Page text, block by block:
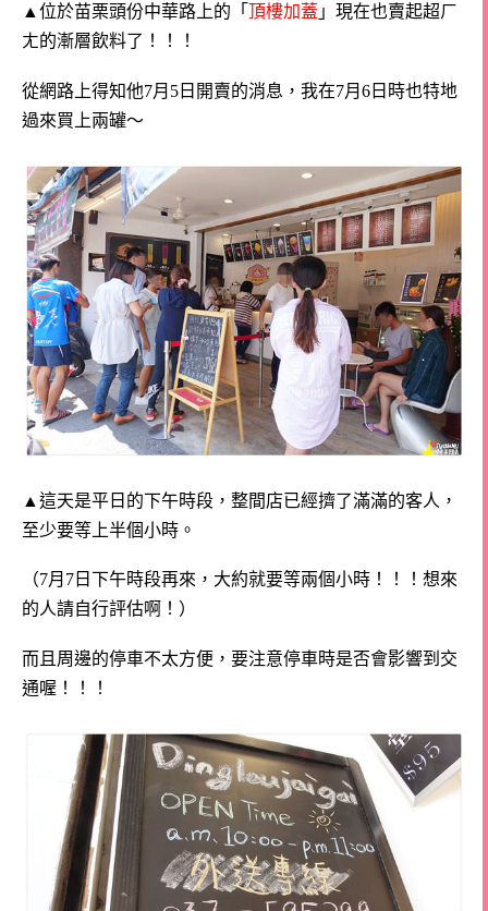
▲位於苗栗頭份中華路上的「 頂樓加蓋 」現在也賣起超ㄏ
ㄤ的漸層飲料了！！！
從網路上得知他7月5日開賣的消息，我在7月6日時也特地
過來買上兩罐～
▲這天是平日的下午時段，整間店已經擠了滿滿的客人，
至少要等上半個小時。
（7月7日下午時段再來，大約就要等兩個小時！！！想來
的人請自行評估啊！）
而且周邊的停車不太方便，要注意停車時是否會影響到交
通喔！！！